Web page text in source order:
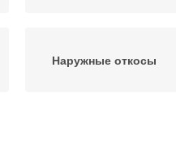
Наружные откосы